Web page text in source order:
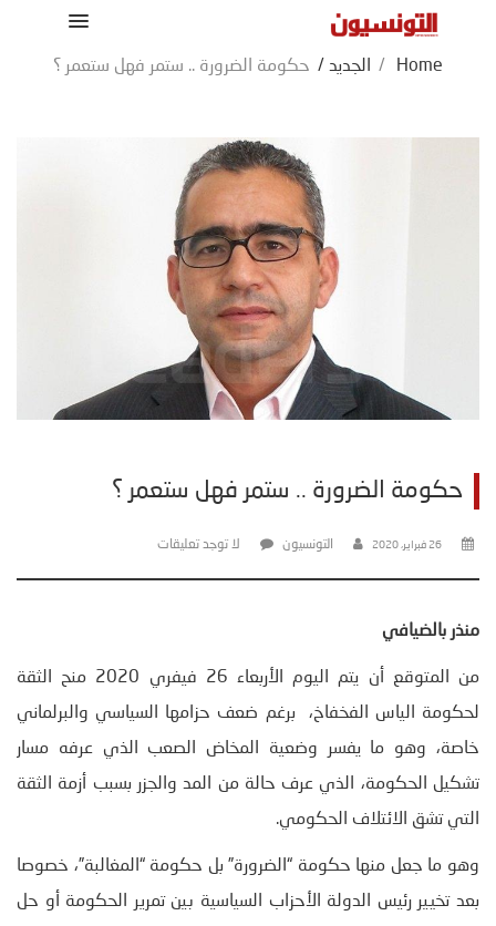
Home
/ الجديد / حكومة الضرورة .. ستمر فهل ستعمر ؟
حكومة الضرورة .. ستمر فهل ستعمر ؟
26 فبراير، 2020 التونسيون لا توجد تعليقات
منذر بالضيافي
من المتوقع أن يتم اليوم الأربعاء 26 فيفري 2020 منح الثقة
لحكومة الياس الفخفاخ، برغم ضعف حزامها السياسي والبرلماني
خاصة، وهو ما يفسر وضعية المخاض الصعب الذي عرفه مسار
تشكيل الحكومة، الذي عرف حالة من المد والجزر بسبب أزمة الثقة
التي تشق الائتلاف الحكومي.
وهو ما جعل منها حكومة “الضرورة” بل حكومة “المغالبة”، خصوصا
بعد تخيير رئيس الدولة الأحزاب السياسية بين تمرير الحكومة أو حل